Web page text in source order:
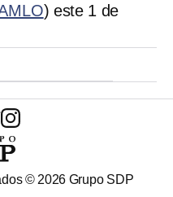
) este 1 de
© 2026 Grupo SDP